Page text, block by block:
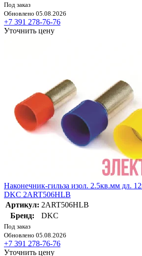
Под заказ
Обновлено 05.08.2026
+7 391 278-76-76
Уточнить цену
Наконечник-гильза изол. 2.5кв.мм дл.
DKC 2ART506HLB
Артикул: 2ART506HLB
Бренд:
DKC
Под заказ
Обновлено 05.08.2026
+7 391 278-76-76
Уточнить цену